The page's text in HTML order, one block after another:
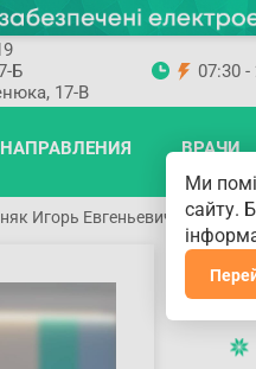
Б
17-В
07:30 -
НАПРАВЛЕНИЯ ВРАЧИ
Игорь Евгеньевич
Ми
сайту.